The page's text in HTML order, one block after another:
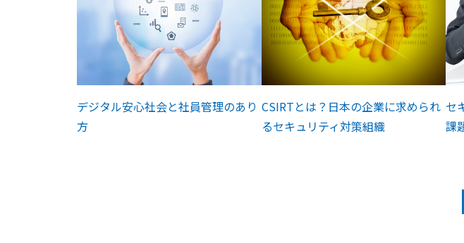
デジタル安心社会と社員管理のあり
方
CSIRTとは？日本の企業に求められ
るセキュリティ対策組織
セ
課